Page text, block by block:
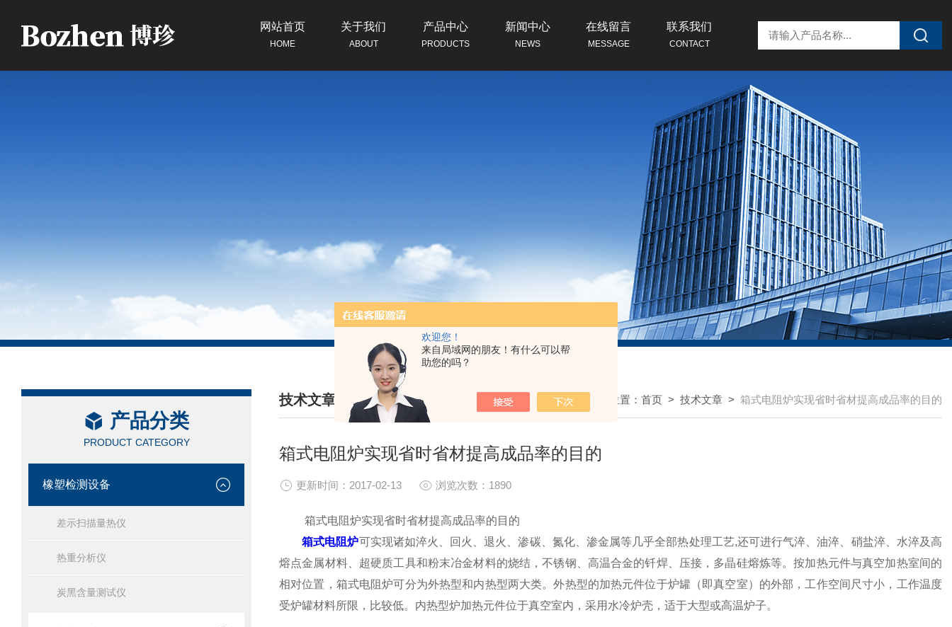
欢迎您！
来自局域网的朋友！有什么可以帮
助您的吗？
网站首页
HOME
关于我们
ABOUT
产品中心
PRODUCTS
新闻中心
NEWS
在线留言
MESSAGE
联系我们
CONTACT
产品分类
PRODUCT CATEGORY
橡塑检测设备
差示扫描量热仪
热重分析仪
炭黑含量测试仪
技术文章
/ TECHNICAL ARTICLES
我的位置： 首页 > 技术文章 > 箱式电阻炉实现省时省材提高成品率的目的
箱式电阻炉实现省时省材提高成品率的目的
更新时间：2017-02-13 浏览次数：1890
箱式电阻炉实现省时省材提高成品率的目的
箱式电阻炉可实现诸如淬火、回火、退火、渗碳、氮化、渗金属等几乎全部热处理工艺,还可进行气淬、油淬、硝盐淬、水淬及高
熔点金属材料、超硬质工具和粉末冶金材料的烧结，不锈钢、高温合金的钎焊、压接，多晶硅熔炼等。按加热元件与真空加热室间的
相对位置，箱式电阻炉可分为外热型和内热型两大类。外热型的加热元件位于炉罐（即真空室）的外部，工作空间尺寸小，工作温度
受炉罐材料所限，比较低。内热型炉加热元件位于真空室内，采用水冷炉壳，适于大型或高温炉子。